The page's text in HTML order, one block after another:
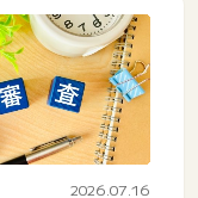
2026.07.16